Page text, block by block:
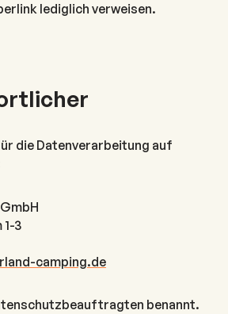
lediglich verweisen.
die Datenverarbeitung auf
3
camping.de
benannt.